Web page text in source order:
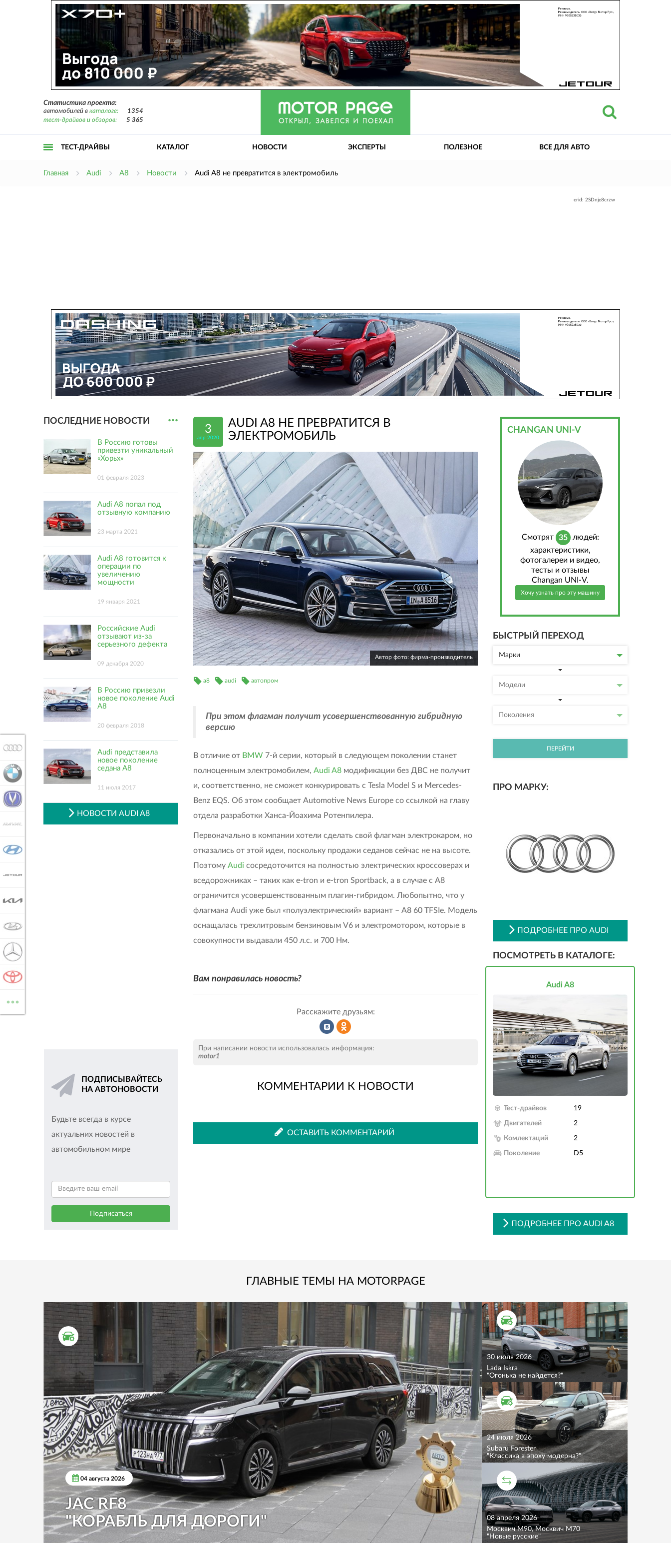
Статистика проекта:
автомобилей в каталоге:
1354
тест-драйвов и обзоров:
5 365
ТЕСТ-ДРАЙВЫ КАТАЛОГ НОВОСТИ ЭКСПЕРТЫ ПОЛЕЗНОЕ ВСЕ ДЛЯ АВТО
Главная Audi A8 Новости Audi A8 не превратится в электромобиль
erid: 2SDnje8crzw
3
апр 2020
AUDI A8 НЕ ПРЕВРАТИТСЯ В
ЭЛЕКТРОМОБИЛЬ
Автор фото: фирма-производитель
a8 audi автопром
При этом флагман получит усовершенствованную гибридную
версию
В отличие от BMW 7-й серии, который в следующем поколении станет
полноценным электромобилем, Audi A8 модификации без ДВС не получит
и, соответственно, не сможет конкурировать с Tesla Model S и Mercedes-
Benz EQS. Об этом сообщает Automotive News Europe со ссылкой на главу
отдела разработки Ханса-Йоахима Ротенпилера.
Первоначально в компании хотели сделать свой флагман электрокаром, но
отказались от этой идеи, поскольку продажи седанов сейчас не на высоте.
Поэтому Audi сосредоточится на полностью электрических кроссоверах и
вседорожниках – таких как e-tron и e-tron Sportback, а в случае с A8
ограничится усовершенствованным плагин-гибридом. Любопытно, что у
флагмана Audi уже был «полуэлектрический» вариант – A8 60 TFSIe. Модель
оснащалась трехлитровым бензиновым V6 и электромотором, которые в
совокупности выдавали 450 л.с. и 700 Нм.
Вам понравилась новость?
Расскажите друзьям:
во
ВКонтакте
Одноклассниках
При написании новости использовалась информация:
motor1
КОММЕНТАРИИ К НОВОСТИ
ОСТАВИТЬ КОММЕНТАРИЙ
ПОСЛЕДНИЕ НОВОСТИ ...
В Россию готовы
привезти уникальный
«Хорьх»
01 февраля 2023
Audi A8 попал под
отзывную компанию
23 марта 2021
Audi A8 готовится к
операции по
увеличению
мощности
19 января 2021
Российские Audi
отзывают из-за
серьезного дефекта
09 декабря 2020
В Россию привезли
новое поколение Audi
A8
20 февраля 2018
Audi представила
новое поколение
седана A8
11 июля 2017
НОВОСТИ AUDI A8
ПОДПИСЫВАЙТЕСЬ
НА АВТОНОВОСТИ
Будьте всегда в курсе
актуальних новостей в
автомобильном мире
CHANGAN UNI-V
Cмотрят 35 людей:
характеристики,
фотогалереи и видео,
тесты и отзывы
Changan UNI-V.
Хочу узнать про эту машину
БЫСТРЫЙ ПЕРЕХОД
Марки
Модели
Поколения
ПЕРЕЙТИ
ПРО МАРКУ:
ПОДРОБНЕЕ ПРО AUDI
ПОСМОТРЕТЬ В КАТАЛОГЕ:
Audi A8
Тест-драйвов 19
Двигателей 2
Комлектаций 2
Поколение D5
ПОДРОБНЕЕ ПРО AUDI A8
ГЛАВНЫЕ ТЕМЫ НА MOTORPAGE
ТЕСТ ДРАЙВ
04 августа 2026
JAC RF8
"КОРАБЛЬ ДЛЯ ДОРОГИ"
ТЕСТ ДРАЙВ
30 июля 2026
Lada Iskra
"Огонька не найдется?"
ТЕСТ ДРАЙВ
24 июля 2026
Subaru Forester
"Классика в эпоху модерна?"
СРАВНИТЕЛЬНЫЙ ТЕСТ
08 апреля 2026
Москвич M90, Москвич M70
"Новые русские"
AUDI
BMW
HAVAL
...